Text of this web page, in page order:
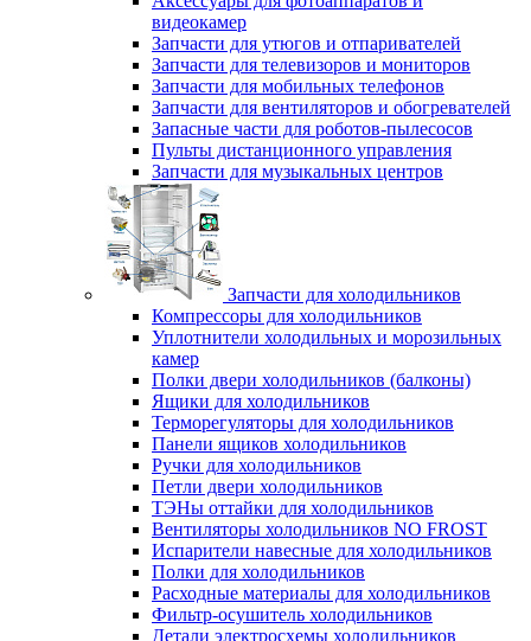
видеокамер
Запчасти для утюгов и отпаривателей
Запчасти для телевизоров и мониторов
Запчасти для мобильных телефонов
Запчасти для вентиляторов и обогревателей
Запасные части для роботов-пылесосов
Пульты дистанционного управления
Запчасти для музыкальных центров
Запчасти для холодильников
Компрессоры для холодильников
Уплотнители холодильных и морозильных
камер
Полки двери холодильников (балконы)
Ящики для холодильников
Терморегуляторы для холодильников
Панели ящиков холодильников
Ручки для холодильников
Петли двери холодильников
ТЭНы оттайки для холодильников
Вентиляторы холодильников NO FROST
Испарители навесные для холодильников
Полки для холодильников
Расходные материалы для холодильников
Фильтр-осушитель холодильников
Детали электросхемы холодильников